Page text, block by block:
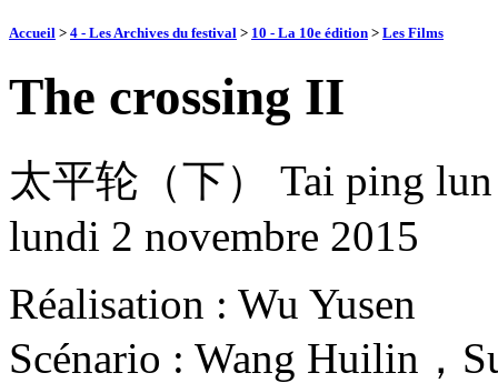
Accueil > 4 - Les Archives du festival > 10 - La 10e édition > Les Films
The crossing II
太平轮（下） Tai ping lun
lundi 2 novembre 2015
Réalisation : Wu Yusen
Scénario : Wang Huilin，